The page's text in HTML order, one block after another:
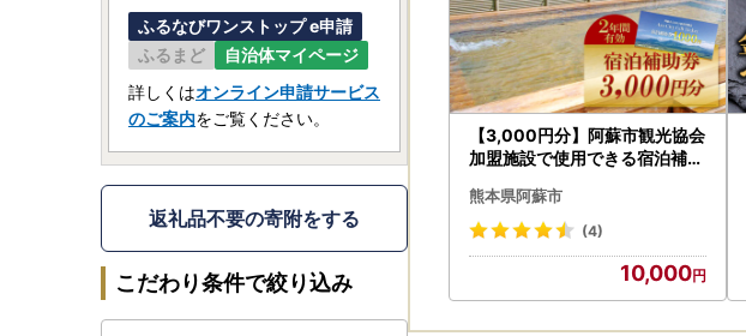
【3,000円分】阿蘇市観光協会
加盟施設で使用できる宿泊補助
熊本県阿蘇市
(4)
10,000
ふるなびワンストップ e申請
ふるまど
自治体マイページ
詳しくはオンライン申請サービス
のご案内をご覧ください。
返礼品不要の寄附をする
こだわり条件で絞り込み